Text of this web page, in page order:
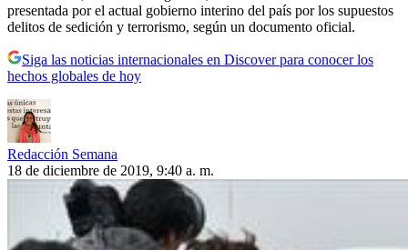
presentada por el actual gobierno interino del país por los supuestos
delitos de sedición y terrorismo, según un documento oficial.
Siga las noticias internacionales en Discover para conocer los
hechos globales de hoy
Redacción Semana
18 de diciembre de 2019, 9:40 a. m.